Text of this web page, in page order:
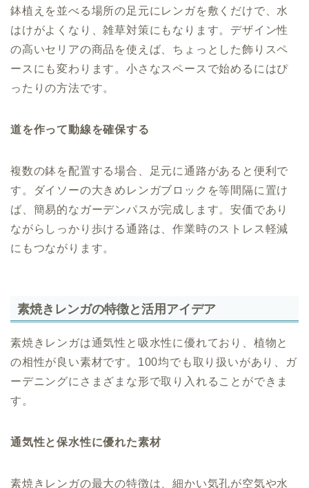
鉢植えを並べる場所の足元にレンガを敷くだけで、水
はけがよくなり、雑草対策にもなります。デザイン性
の高いセリアの商品を使えば、ちょっとした飾りスペ
ースにも変わります。小さなスペースで始めるにはぴ
ったりの方法です。
道を作って動線を確保する
複数の鉢を配置する場合、足元に通路があると便利で
す。ダイソーの大きめレンガブロックを等間隔に置け
ば、簡易的なガーデンパスが完成します。安価であり
ながらしっかり歩ける通路は、作業時のストレス軽減
にもつながります。
素焼きレンガの特徴と活用アイデア
素焼きレンガは通気性と吸水性に優れており、植物と
の相性が良い素材です。100均でも取り扱いがあり、ガ
ーデニングにさまざまな形で取り入れることができま
す。
通気性と保水性に優れた素材
素焼きレンガの最大の特徴は、細かい気孔が空気や水